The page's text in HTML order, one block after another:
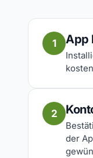
1 App
2
der